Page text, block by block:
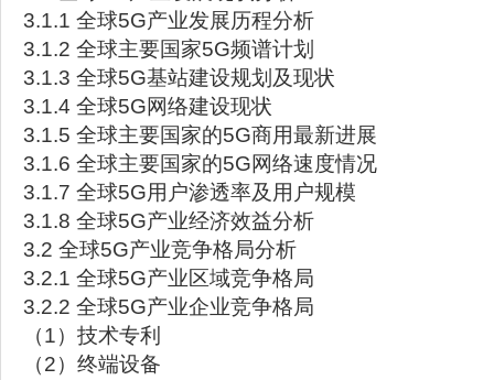
3.1.1 全球5G产业发展历程分析
3.1.2 全球主要国家5G频谱计划
3.1.3 全球5G基站建设规划及现状
3.1.4 全球5G网络建设现状
3.1.5 全球主要国家的5G商用最新进展
3.1.6 全球主要国家的5G网络速度情况
3.1.7 全球5G用户渗透率及用户规模
3.1.8 全球5G产业经济效益分析
3.2 全球5G产业竞争格局分析
3.2.1 全球5G产业区域竞争格局
3.2.2 全球5G产业企业竞争格局
（1）技术专利
（2）终端设备